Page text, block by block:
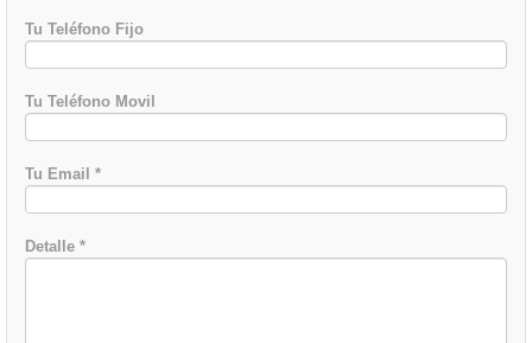
Tu Teléfono Fijo
Tu Teléfono Movil
Tu Email *
Detalle *